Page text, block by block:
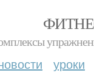
уроки